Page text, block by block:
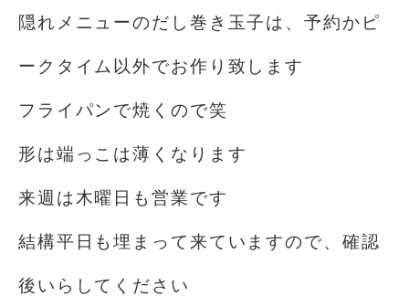
隠れメニューのだし巻き玉子は、予約かピ
ークタイム以外でお作り致します
フライパンで焼くので笑
形は端っこは薄くなります
来週は木曜日も営業です
結構平日も埋まって来ていますので、確認
後いらしてください